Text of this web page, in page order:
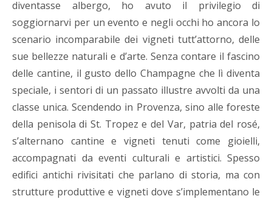
diventasse albergo, ho avuto il privilegio di
soggiornarvi per un evento e negli occhi ho ancora lo
scenario incomparabile dei vigneti tutt’attorno, delle
sue bellezze naturali e d’arte. Senza contare il fascino
delle cantine, il gusto dello Champagne che lì diventa
speciale, i sentori di un passato illustre avvolti da una
classe unica. Scendendo in Provenza, sino alle foreste
della penisola di St. Tropez e del Var, patria del rosé,
s’alternano cantine e vigneti tenuti come gioielli,
accompagnati da eventi culturali e artistici. Spesso
edifici antichi rivisitati che parlano di storia, ma con
strutture produttive e vigneti dove s’implementano le